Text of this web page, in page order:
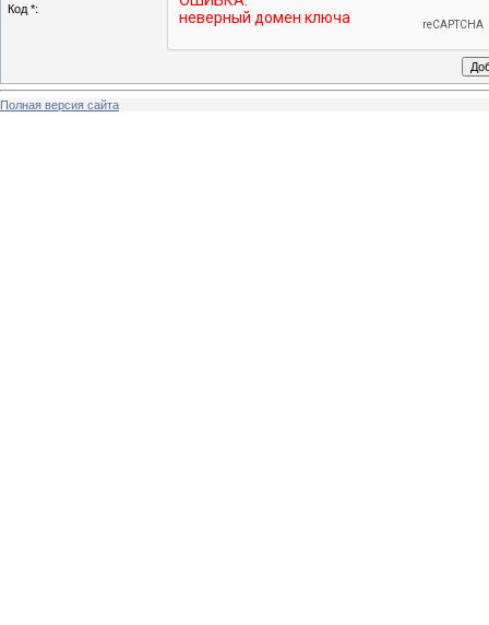
Код *:
Полная версия сайта